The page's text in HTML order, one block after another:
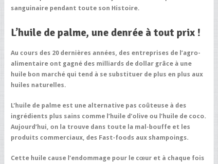
sanguinaire pendant toute son Histoire.
L’huile de palme, une denrée à tout prix !
Au cours des 20 dernières années, des entreprises de l’agro-
alimentaire ont gagné des milliards de dollar grâce à une
huile bon marché qui tend à se substituer de plus en plus aux
huiles naturelles.
L’huile de palme est une alternative pas coûteuse à des
ingrédients plus sains comme l’huile d’olive ou l’huile de coco.
Aujourd’hui, on la trouve dans toute la mal-bouffe et les
produits commerciaux, des Fast-foods aux shampoings.
Cette huile cause l’endommage pour le cœur et à chaque fois